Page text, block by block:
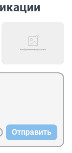
Отправить